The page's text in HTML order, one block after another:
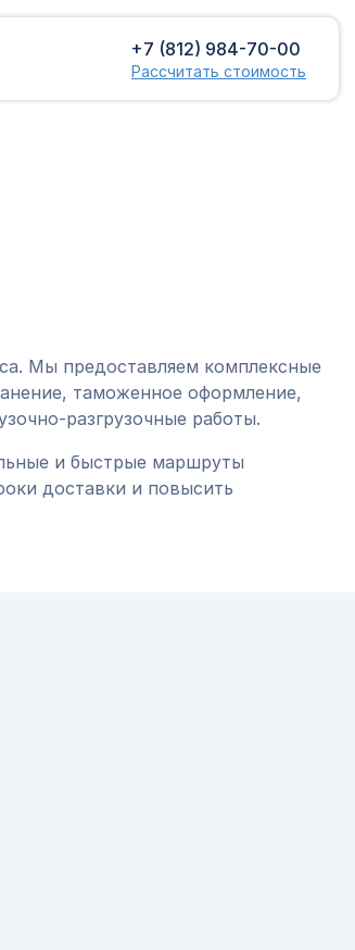
+7 (812) 984-70-00
Рассчитать стоимость
Мы предоставляем комплексные
таможенное оформление,
разгрузочные работы.
и быстрые маршруты
доставки и повысить